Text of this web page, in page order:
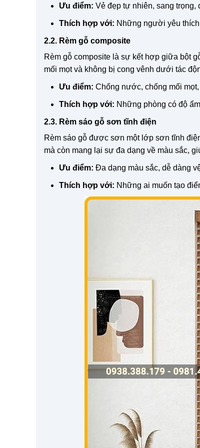
Ưu điểm: Vẻ đẹp tự nhiên, sang trọng,
Thích hợp với: Những người yêu
2.2. Rèm gỗ composite
Rèm gỗ composite là sự kết hợp giữa bột
mối mọt và không bị cong vênh dưới tác
Ưu điểm: Chống nước, chống mối
Thích hợp với: Những phòng có độ
2.3. Rèm sáo gỗ sơn tĩnh điện
Rèm sáo gỗ được sơn một lớp sơn tĩnh
mà còn mang lại sự đa dạng về màu sắc,
Ưu điểm: Đa dạng màu sắc, dễ dàng
Thích hợp với: Những ai muốn tạo